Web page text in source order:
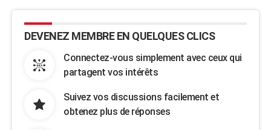
DEVENEZ MEMBRE EN QUELQUES CLICS
Connectez-vous simplement avec ceux qui
partagent vos intérêts
Suivez vos discussions facilement et
obtenez plus de réponses